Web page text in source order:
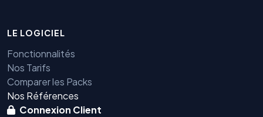
LE LOGICIEL
Fonctionnalités
Nos Tarifs
Comparer les Packs
Nos Références
Connexion Client